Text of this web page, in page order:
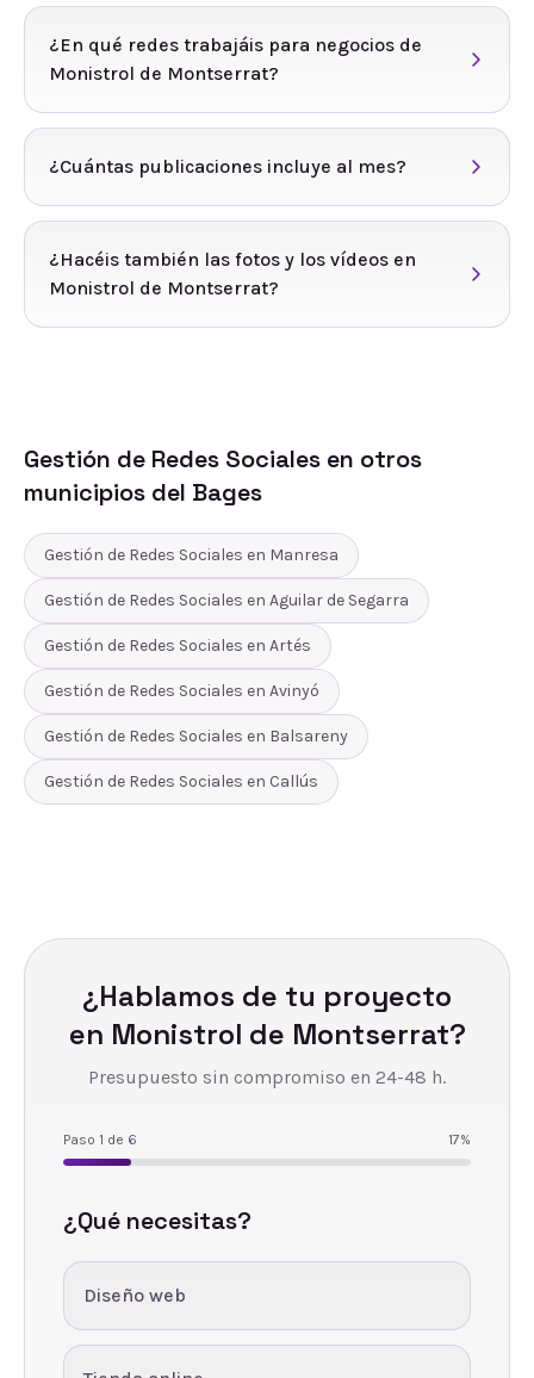
¿En qué redes trabajáis para negocios de
Monistrol de Montserrat?
¿Cuántas publicaciones incluye al mes?
¿Hacéis también las fotos y los vídeos en
Monistrol de Montserrat?
Gestión de Redes Sociales en otros
municipios del Bages
Gestión de Redes Sociales en Manresa
Gestión de Redes Sociales en Aguilar de Segarra
Gestión de Redes Sociales en Artés
Gestión de Redes Sociales en Avinyó
Gestión de Redes Sociales en Balsareny
Gestión de Redes Sociales en Callús
¿Hablamos de tu proyecto
en Monistrol de Montserrat?
Presupuesto sin compromiso en 24-48 h.
Paso 1 de 6 17%
¿Qué necesitas?
Diseño web